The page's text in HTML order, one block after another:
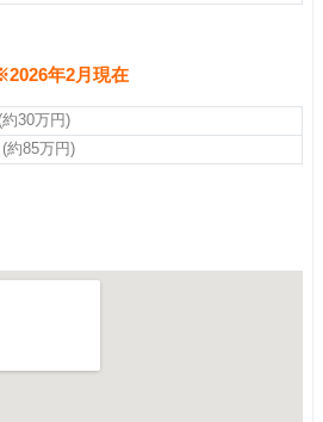
年2月現在
30万円)
約85万円)